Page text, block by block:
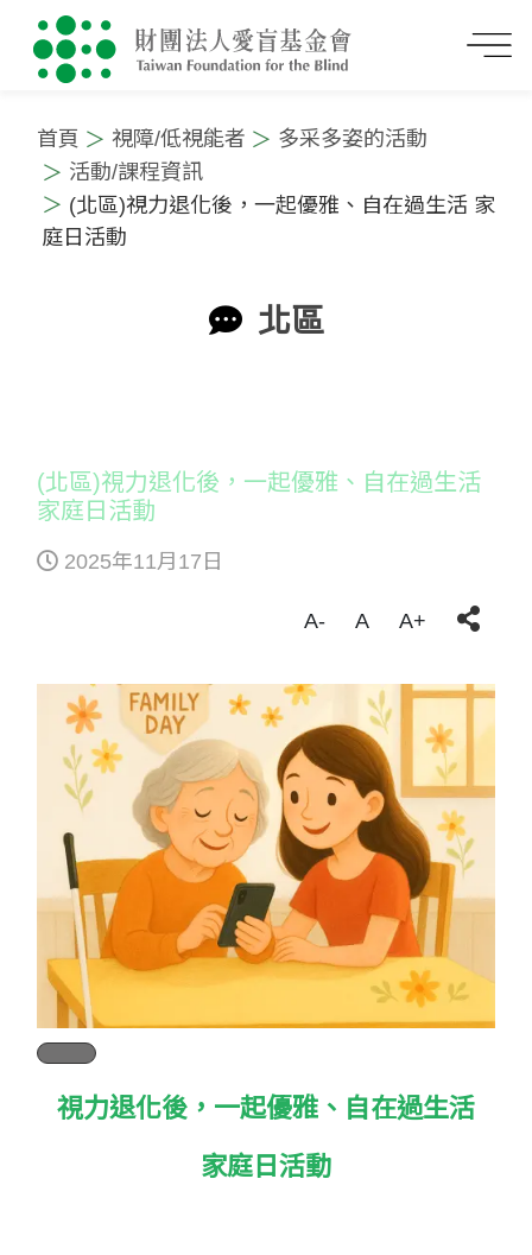
首頁 視障/低視能者
多采多姿的活動
活動/課程資訊
(北區)視力退化後，一起優雅、自在過生活 家
庭日活動
北區
(北區)視力退化後，一起優雅、自在過生活
家庭日活動
2025年11月17日
A- A A+
視力退化後，一起優雅、自在過生活
家庭日活動